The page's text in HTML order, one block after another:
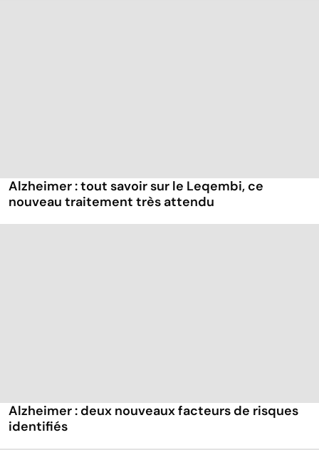
Alzheimer : tout savoir sur le Leqembi, ce
nouveau traitement très attendu
Alzheimer : deux nouveaux facteurs de risques
identifiés